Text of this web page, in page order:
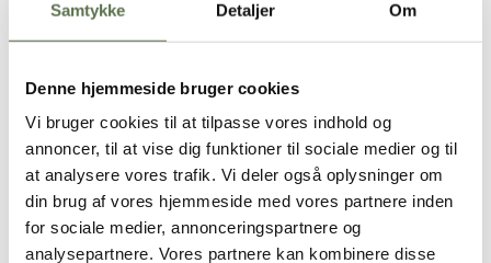
Samtykke Detaljer Om
Denne hjemmeside bruger cookies
Vi bruger cookies til at tilpasse vores indhold og
annoncer, til at vise dig funktioner til sociale medier og til
at analysere vores trafik. Vi deler også oplysninger om
din brug af vores hjemmeside med vores partnere inden
for sociale medier, annonceringspartnere og
analysepartnere. Vores partnere kan kombinere disse
Tag smørret ud af køleskabet, så det kan blive blødt.
Lad dejen hæve et lunt sted under et fugtigt viskestykke i 40
Slå dejen ned og rul dejen ud til en firkant der måler ca.
30×30 cm.
Rør det bløde smør med hakket persille og hvidløg.
Fordel hvidløgssmørret på dejen, men lad en slip være fri.
Rul dejen sammen og lad den hvile 10 minutter.
Klip rullen op på langs, og sno de to strenge rundt om
hinanden med snitfalden opad. Lad snoningen hvile 10